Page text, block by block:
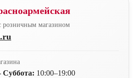
розничным магазином
Суббота: 10:00–19:00